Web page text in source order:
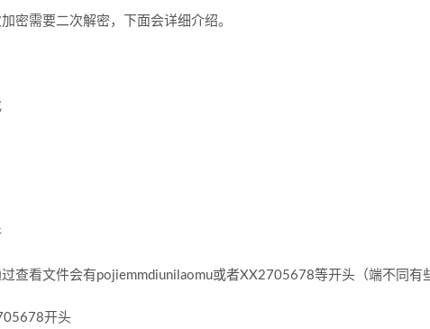
密需要二次解密，下面会详细介绍。
查看文件会有pojiemmdiunilaomu或者XX2705678等开头（端不同有
开头